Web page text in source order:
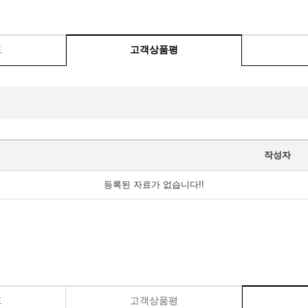
고객상품평
작성자
등록된 자료가 없습니다!!
고객상품평